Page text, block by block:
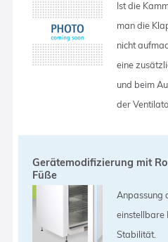
Ist die
man die
nicht
eine
und beim
der
Gerätemodifizierung mit
Füße
Anpassung
einstellbare
Stabilität.